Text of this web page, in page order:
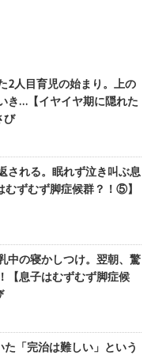
2人目育児の始まり。上の
き…【イヤイヤ期に隠れた
び
される。眠れず泣き叫ぶ息
ずむず脚症候群？！⑤】
中の寝かしつけ。翌朝、驚
【息子はむずむず脚症候
「完治は難しい」という